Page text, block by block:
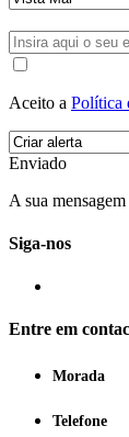
Aceito a Política
Enviado
A sua
Siga-nos
Entre em
Morada
Telefone